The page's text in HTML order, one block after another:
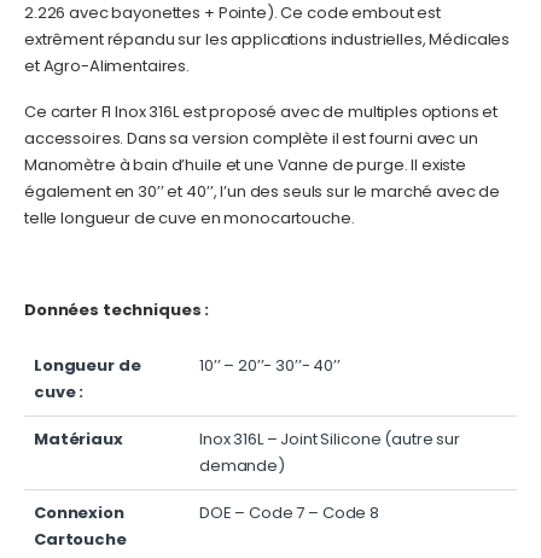
2.226 avec bayonettes + Pointe). Ce code embout est
extrêment répandu sur les applications industrielles, Médicales
et Agro-Alimentaires.
Ce carter FI Inox 316L est proposé avec de multiples options et
accessoires. Dans sa version complète il est fourni avec un
Manomètre à bain d’huile et une Vanne de purge. Il existe
également en 30’’ et 40’’, l’un des seuls sur le marché avec de
telle longueur de cuve en monocartouche.
Données techniques :
Longueur de
cuve :
10’’ – 20’’- 30’’- 40’’
Matériaux
Inox 316L – Joint Silicone (autre sur
demande)
Connexion
Cartouche
DOE – Code 7 – Code 8